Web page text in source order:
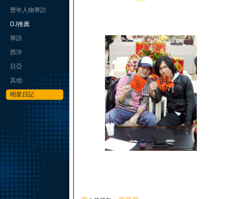
歷年人物專訪
DJ推薦
華語
西洋
日亞
其他
明星日記